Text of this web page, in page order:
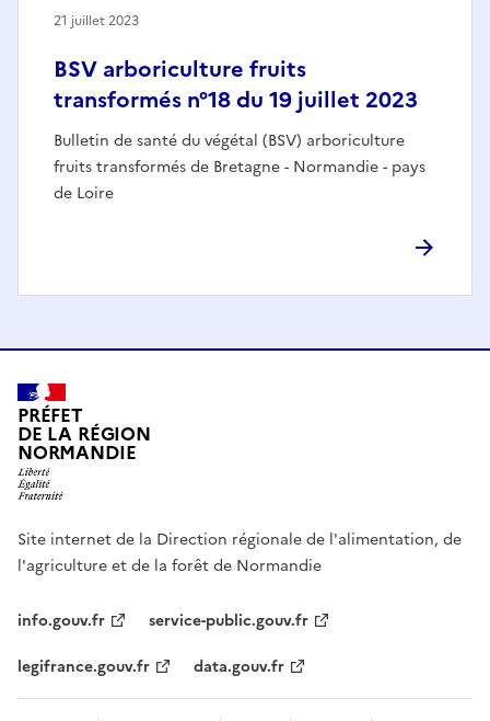
BSV arboriculture fruits
transformés n°18 du 19 juillet 2023
Bulletin de santé du végétal (BSV) arboriculture
fruits transformés de Bretagne - Normandie - pays
de Loire
21 juillet 2023
PRÉFET
DE LA RÉGION
NORMANDIE
Site internet de la Direction régionale de l'alimentation, de
l'agriculture et de la forêt de Normandie
info.gouv.fr
service-public.gouv.fr
legifrance.gouv.fr
data.gouv.fr